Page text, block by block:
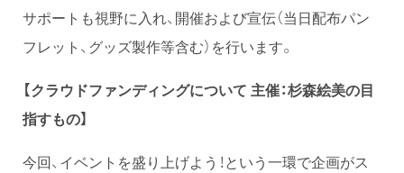
サポートも視野に入れ、開催および宣伝（当日配布パン
フレット、グッズ製作等含む）を行います。
【クラウドファンディングについて 主催：杉森絵美の目
指すもの】
今回、イベントを盛り上げよう！という一環で企画がス